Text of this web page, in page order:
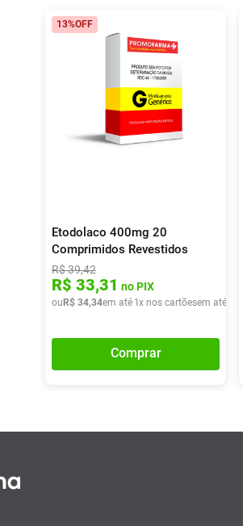
13%OFF
Etodolaco 400mg 20
Comprimidos Revestidos
Germed
R$39,42
R$ 33,31 no PIX
ou R$ 34,34em até 1x nos cartõesem até
Comprar